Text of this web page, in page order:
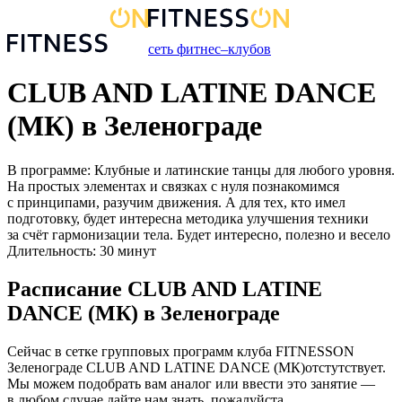
сеть фитнес–клубов
CLUB AND LATINE DANCE
(МК) в Зеленограде
В программе: Клубные и латинские танцы для любого уровня.
На простых элементах и связках с нуля познакомимся
с принципами, разучим движения. А для тех, кто имел
подготовку, будет интересна методика улучшения техники
за счёт гармонизации тела. Будет интересно, полезно и весело
Длительность: 30 минут
Расписание CLUB AND LATINE
DANCE (МК) в Зеленограде
Сейчас в сетке групповых программ клуба FITNESSON
Зеленограде CLUB AND LATINE DANCE (МК)отстутствует.
Мы можем подобрать вам аналог или ввести это занятие —